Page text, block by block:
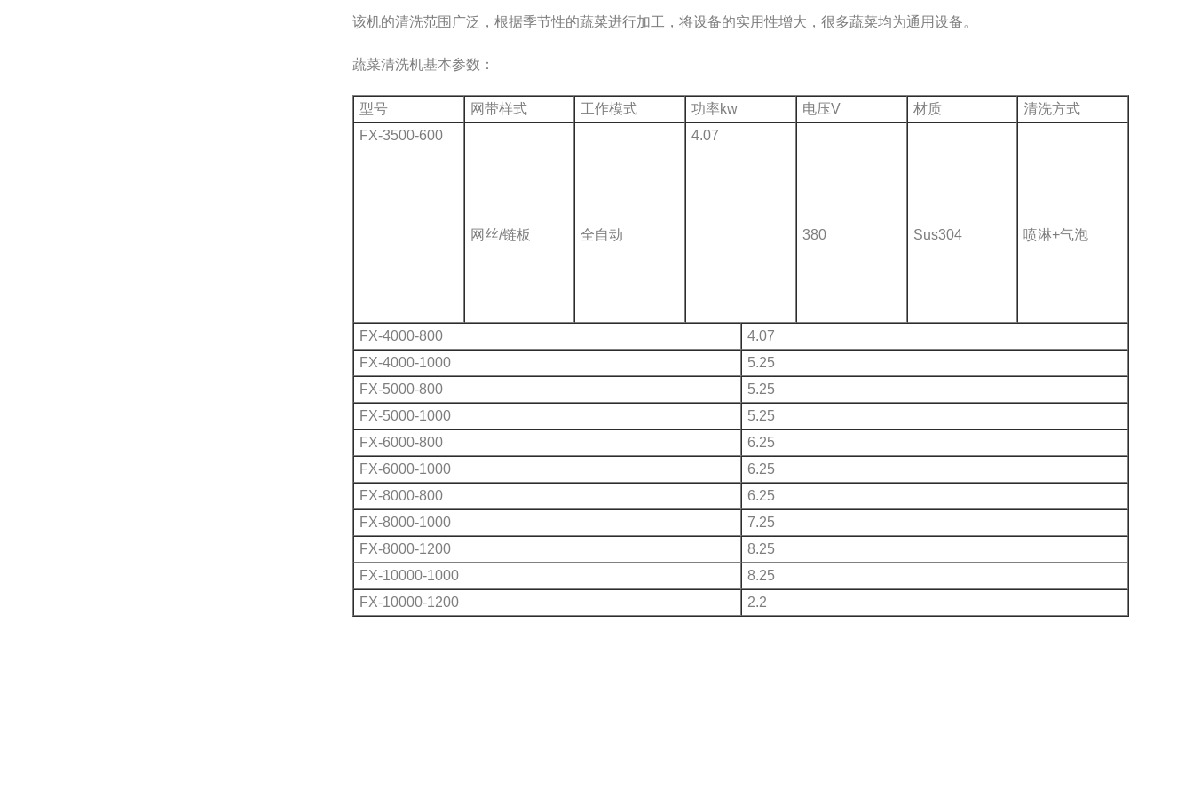
该机的清洗范围广泛，根据季节性的蔬菜进行加工，将设备的实用性增大，很多蔬菜均为通用设备。
蔬菜清洗机基本参数：
型号 网带样式 工作模式 功率kw 电压V 材质
清洗方式
FX-3500-600
网丝/链板 全自动
4.07
380 Sus304 喷淋+气泡
FX-4000-800
4.07
FX-4000-1000
5.25
FX-5000-800
5.25
FX-5000-1000
5.25
FX-6000-800
6.25
FX-6000-1000
6.25
FX-8000-800
6.25
FX-8000-1000
7.25
FX-8000-1200
8.25
FX-10000-1000
8.25
FX-10000-1200
2.2